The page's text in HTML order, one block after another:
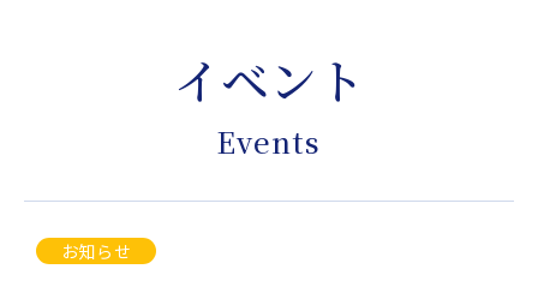
イベント
Events
お知らせ